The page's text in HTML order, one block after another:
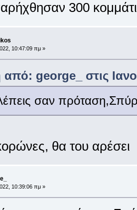
300
10:47:09 πμ »
george_ στις
σαν
θα του αρέσει
10:39:06 πμ »